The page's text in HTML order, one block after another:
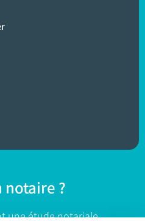
notaire ?
une étude notariale